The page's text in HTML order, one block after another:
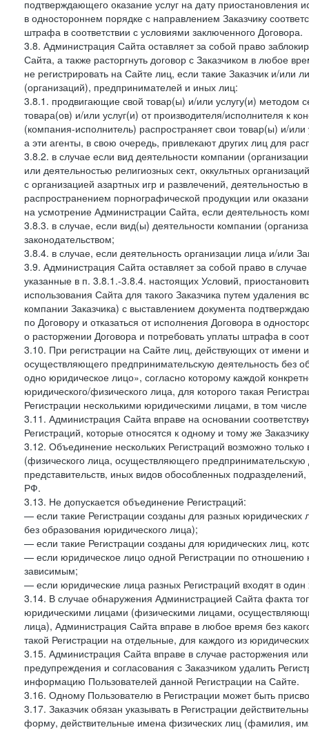
подтверждающего оказание услуг на дату приостановления
в одностороннем порядке с направлением Заказчику
штрафа в соответствии с условиями заключенного Договора.
3.8. Администрация Сайта оставляет за собой право
Сайта, а также расторгнуть договор с Заказчиком в любое
не регистрировать на Сайте лиц, если такие Заказчик и/
(организаций), предпринимателей и иных лиц:
3.8.1. продвигающие свой товар(ы) и/или услугу(и) методом
товара(ов) и/или услуг(и) от производителя/исполнителя к
(компания-исполнитель) распространяет свои товар(ы) и/
а эти агенты, в свою очередь, привлекают других лиц для
3.8.2. в случае если вид деятельности компании
или деятельностью религиозных сект, оккультных
с организацией азартных игр и развлечений,
распространением порнографической продукции или
на усмотрение Администрации Сайта, если деятельность
3.8.3. в случае, если вид(ы) деятельности компании
законодательством;
3.8.4. в случае, если деятельность организации лица и/или
3.9. Администрация Сайта оставляет за собой право в
указанные в п. 3.8.1.-3.8.4. настоящих Условий,
использования Сайта для такого Заказчика путем
компании Заказчика) с выставлением документа
по Договору и отказаться от исполнения Договора в
о расторжении Договора и потребовать уплаты штрафа в
3.10. При регистрации на Сайте лиц, действующих от имени
осуществляющего предпринимательскую деятельность без
одно юридическое лицо», согласно которому каждой
юридического/физического лица, для которого такая
Регистрации несколькими юридическими лицами, в том
3.11. Администрация Сайта вправе на основании
Регистраций, которые относятся к одному и тому же
3.12. Объединение нескольких Регистраций возможно
(физического лица, осуществляющего
представительств, иных видов обособленных
РФ.
3.13. Не допускается объединение Регистраций:
— если такие Регистрации созданы для разных
без образования юридического лица);
— если такие Регистрации созданы для юридических лиц,
— если юридическое лицо одной Регистрации по отношению
зависимым;
— если юридические лица разных Регистраций входят в
3.14. В случае обнаружения Администрацией Сайта факта
юридическими лицами (физическими лицами,
лица), Администрация Сайта вправе в любое время без
такой Регистрации на отдельные, для каждого из
3.15. Администрация Сайта вправе в случае расторжения
предупреждения и согласования с Заказчиком удалить
информацию Пользователей данной Регистрации на Сайте.
3.16. Одному Пользователю в Регистрации может быть
3.17. Заказчик обязан указывать в Регистрации
форму, действительные имена физических лиц (фамилия,